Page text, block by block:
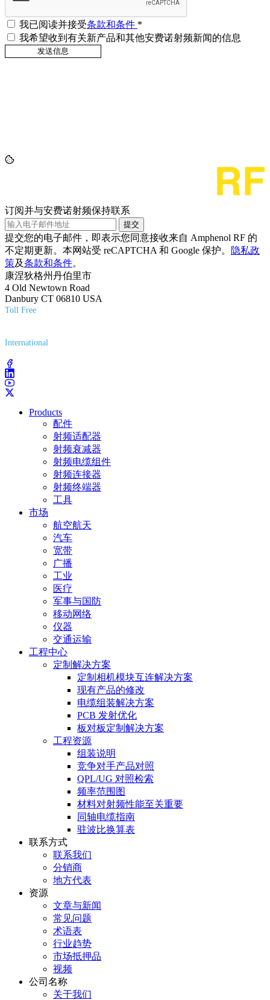
我已阅读并接受条款和条件 *
我希望收到有关新产品和其他安费诺射频新闻的信息
订阅并与安费诺射频保持联系
提交
提交您的电子邮件，即表示您同意接收来自 Amphenol RF 的
不定期更新。本网站受 reCAPTCHA 和 Google 保护。
隐私政
策及条款和条件。
康涅狄格州丹伯里市
4 Old Newtown Road
Danbury CT 06810 USA
Toll Free
International
Products
配件
射频适配器
射频衰减器
射频电缆组件
射频连接器
射频终端器
工具
市场
航空航天
汽车
宽带
广播
工业
医疗
军事与国防
移动网络
仪器
交通运输
工程中心
定制解决方案
定制相机模块互连解决方案
现有产品的修改
电缆组装解决方案
PCB 发射优化
板对板定制解决方案
工程资源
组装说明
竞争对手产品对照
QPL/UG 对照检索
频率范围图
材料对射频性能至关重要
同轴电缆指南
驻波比换算表
联系方式
联系我们
分销商
地方代表
资源
文章与新闻
常见问题
术语表
行业趋势
市场抵押品
视频
公司名称
关于我们